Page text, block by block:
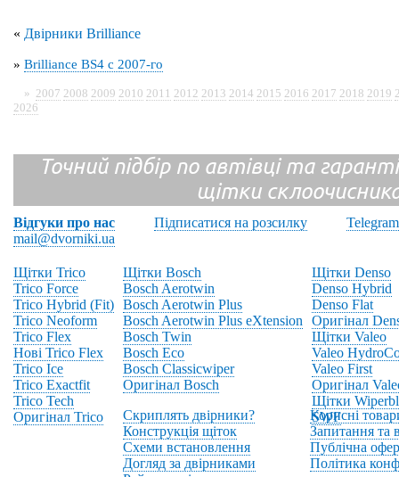
« Двірники Brilliance
» Brilliance BS4 с 2007-го
» 2007 2008 2009 2010 2011 2012 2013 2014 2015 2016 2017 2018 2019
2026
Точний підбір по автівці та
щітки
Відгуки про нас Підписатися на розсилку
Telegram
mail@dvorniki.ua
Щітки Trico
Trico Force
Trico Hybrid (Fit)
Trico Neoform
Trico Flex
Нові Trico Flex
Trico Ice
Trico Exactfit
Trico Tech
Оригінал Trico
Щітки Bosch
Bosch Aerotwin
Bosch Aerotwin Plus
Bosch Aerotwin Plus eXtension
Bosch Twin
Bosch Eco
Bosch Classicwiper
Оригінал Bosch
Щітки Denso
Denso Hybrid
Denso Flat
Оригінал
Щітки Valeo
Valeo
Valeo First
Оригінал
Щітки
SWF
Скриплять двірники?
Конструкція щіток
Схеми встановлення
Догляд за двірниками
Корисні
Запитання та
Публічна
Політика